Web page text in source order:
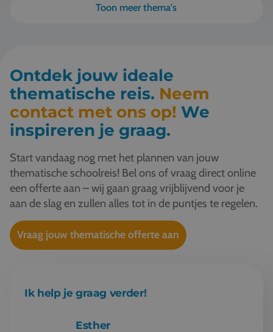
Toon meer thema's
Ontdek jouw ideale
thematische reis. Neem
contact met ons op! We
inspireren je graag.
Start vandaag nog met het plannen van jouw
thematische schoolreis! Bel ons of vraag direct online
een offerte aan – wij gaan graag vrijblijvend voor je
aan de slag en zullen alles tot in de puntjes te regelen.
Vraag jouw thematische offerte aan
Ik help je graag verder!
Esther